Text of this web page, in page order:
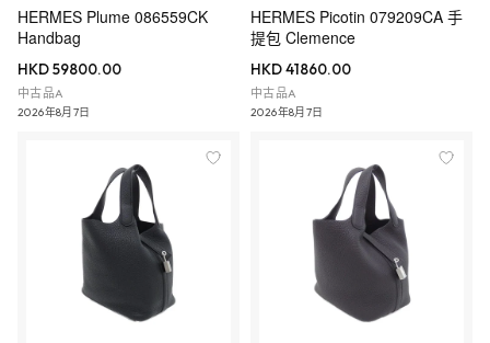
HERMES Plume 086559CK
Handbag
HKD 59800.00
中古品A
2026年8月7日
HERMES Picotin 079209CA 手
提包 Clemence
HKD 41860.00
中古品A
2026年8月7日